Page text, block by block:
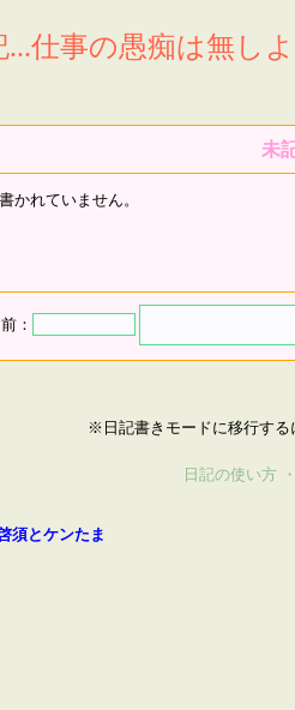
仕事の愚痴は無し
未
かれていません。
：
※日記書きモードに移行する
日記の使い方 ・
須とケンたま